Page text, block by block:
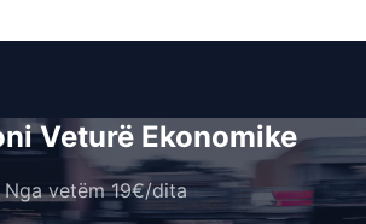
Veturë Ekonomike
Nga vetëm 19€/dita